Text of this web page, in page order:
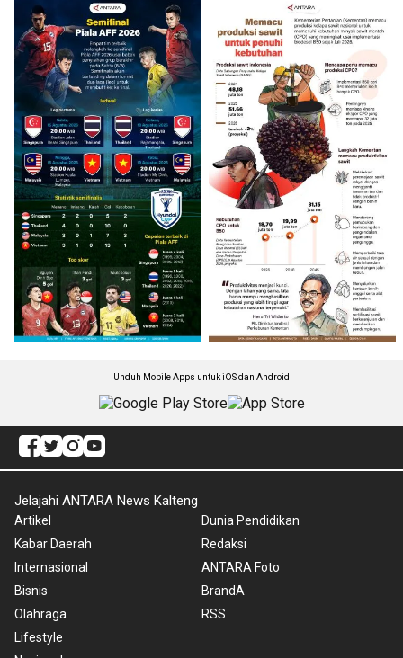
Unduh Mobile Apps untuk iOS dan Android
Jelajahi ANTARA News Kalteng
Artikel
Kabar Daerah
Internasional
Bisnis
Olahraga
Lifestyle
Dunia Pendidikan
Redaksi
ANTARA Foto
BrandA
RSS